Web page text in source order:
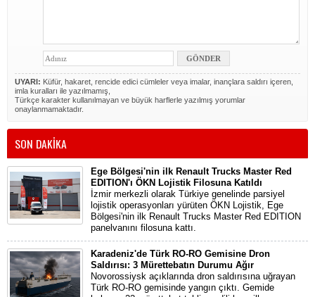
UYARI: Küfür, hakaret, rencide edici cümleler veya imalar, inançlara saldırı içeren,
imla kuralları ile yazılmamış,
Türkçe karakter kullanılmayan ve büyük harflerle yazılmış yorumlar
onaylanmamaktadır.
SON DAKİKA
Ege Bölgesi'nin ilk Renault Trucks Master Red
EDITION'ı ÖKN Lojistik Filosuna Katıldı
İzmir merkezli olarak Türkiye genelinde parsiyel
lojistik operasyonları yürüten ÖKN Lojistik, Ege
Bölgesi'nin ilk Renault Trucks Master Red EDITION
panelvanını filosuna kattı.
Karadeniz'de Türk RO-RO Gemisine Dron
Saldırısı: 3 Mürettebatın Durumu Ağır
Novorossiysk açıklarında dron saldırısına uğrayan
Türk RO-RO gemisinde yangın çıktı. Gemide